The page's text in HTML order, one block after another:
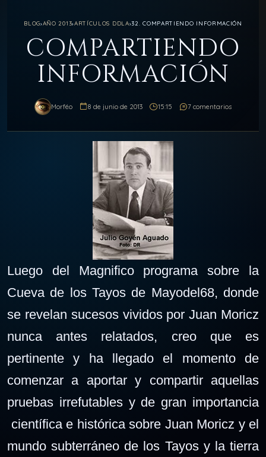
BLOG›AÑO 2013›ARTÍCULOS DDLA›32. COMPARTIENDO INFORMACIÓN
COMPARTIENDO
INFORMACIÓN
Morféo 8 de junio de 2013 15:15 7 comentarios
Luego del Magnifico programa sobre la
Cueva de los Tayos de Mayodel68, donde
se revelan sucesos vividos por Juan Moricz
nunca antes relatados, creo que es
pertinente y ha llegado el momento de
comenzar a aportar y compartir aquellas
pruebas irrefutables y de gran importancia
científica e histórica sobre Juan Moricz y el
mundo subterráneo de los Tayos y la tierra